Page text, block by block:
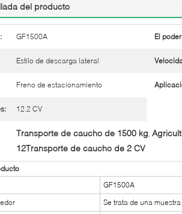
del producto
GF1500A El
Estilo de descarga lateral
Freno de estacionamiento
12.2 CV
Transporte de caucho de 1500 kg,
12Transporte de caucho de 2 CV
GF1500A
Se trata de una